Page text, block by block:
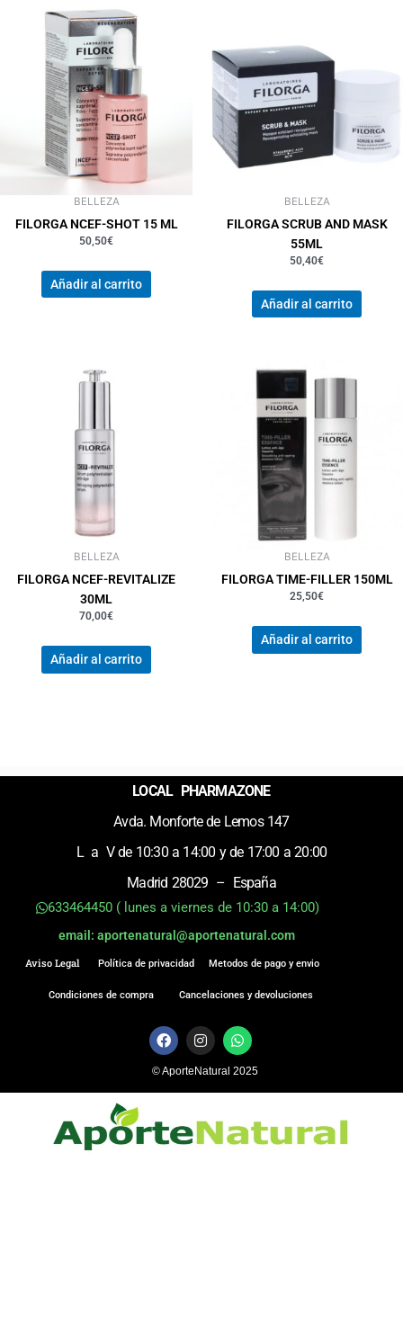
BELLEZA
FILORGA NCEF-SHOT 15 ML
50,50€
Añadir al carrito
BELLEZA
FILORGA SCRUB AND MASK
55ML
50,40€
Añadir al carrito
BELLEZA
FILORGA NCEF-REVITALIZE
30ML
70,00€
Añadir al carrito
BELLEZA
FILORGA TIME-FILLER 150ML
25,50€
Añadir al carrito
LOCAL PHARMAZONE
Avda. Monforte de Lemos 147
L a V de 10:30 a 14:00 y de 17:00 a 20:00
Madrid 28029 – España
633464450 ( lunes a viernes de 10:30 a 14:00)
email: aportenatural@aportenatural.com
Aviso Legal Política de privacidad
Condiciones de compra
Metodos de pago y envio
Cancelaciones y devoluciones
F
a
e
b
o
k
I
n
t
a
r
a
m
W
h
t
s
p
© AporteNatural 2025